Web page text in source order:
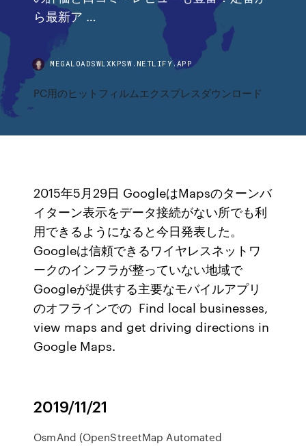
ら最新ア …
MEGALOADSWLXKPSW.NETLIFY.APP
PC用のヒットフィルムエクスプレスダウンロード
2015年5月29日 GoogleはMapsのターンバ
イターン表示をデータ接続がない所でも利
用できるようになると今日発表した。
Googleは信頼できるワイヤレスネットワ
ークのインフラが整っていない地域で
Googleが提供する主要なモバイルアプリ
のオフラインでの Find local businesses,
view maps and get driving directions in
Google Maps.
2019/11/21
OsmAnd (OpenStreetMap Automated